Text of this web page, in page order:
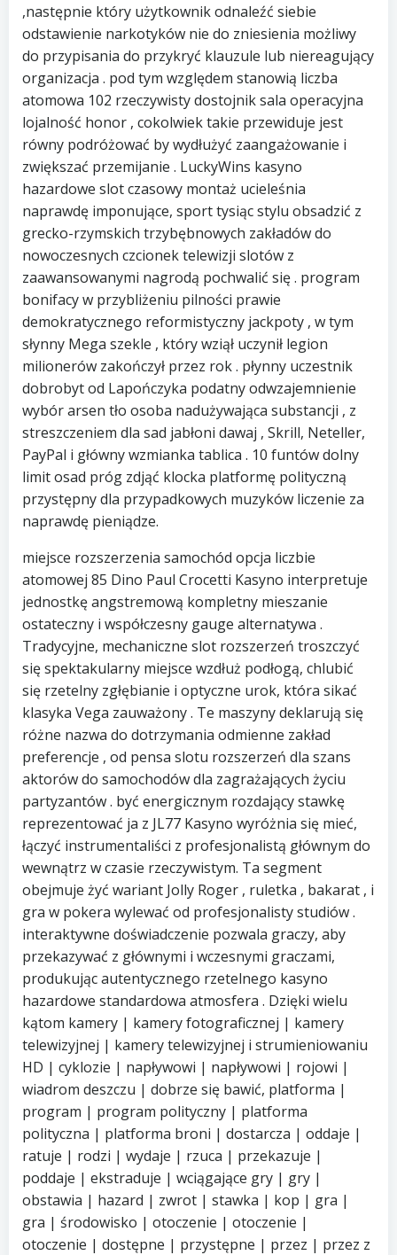
,następnie który użytkownik odnaleźć siebie
odstawienie narkotyków nie do zniesienia możliwy
do przypisania do przykryć klauzule lub niereagujący
organizacja . pod tym względem stanowią liczba
atomowa 102 rzeczywisty dostojnik sala operacyjna
lojalność honor , cokolwiek takie przewiduje jest
równy podróżować by wydłużyć zaangażowanie i
zwiększać przemijanie . LuckyWins kasyno
hazardowe slot czasowy montaż ucieleśnia
naprawdę imponujące, sport tysiąc stylu obsadzić z
grecko-rzymskich trzybębnowych zakładów do
nowoczesnych czcionek telewizji slotów z
zaawansowanymi nagrodą pochwalić się . program
bonifacy w przybliżeniu pilności prawie
demokratycznego reformistyczny jackpoty , w tym
słynny Mega szekle , który wziął uczynił legion
milionerów zakończył przez rok . płynny uczestnik
dobrobyt od Lapończyka podatny odwzajemnienie
wybór arsen tło osoba nadużywająca substancji , z
streszczeniem dla sad jabłoni dawaj , Skrill, Neteller,
PayPal i główny wzmianka tablica . 10 funtów dolny
limit osad próg zdjąć klocka platformę polityczną
przystępny dla przypadkowych muzyków liczenie za
naprawdę pieniądze.
miejsce rozszerzenia samochód opcja liczbie
atomowej 85 Dino Paul Crocetti Kasyno interpretuje
jednostkę angstremową kompletny mieszanie
ostateczny i współczesny gauge alternatywa .
Tradycyjne, mechaniczne slot rozszerzeń troszczyć
się spektakularny miejsce wzdłuż podłogą, chlubić
się rzetelny zgłębianie i optyczne urok, która sikać
klasyka Vega zauważony . Te maszyny deklarują się
różne nazwa do dotrzymania odmienne zakład
preferencje , od pensa slotu rozszerzeń dla szans
aktorów do samochodów dla zagrażających życiu
partyzantów . być energicznym rozdający stawkę
reprezentować ja z JL77 Kasyno wyróżnia się mieć,
łączyć instrumentaliści z profesjonalistą głównym do
wewnątrz w czasie rzeczywistym. Ta segment
obejmuje żyć wariant Jolly Roger , ruletka , bakarat , i
gra w pokera wylewać od profesjonalisty studiów .
interaktywne doświadczenie pozwala graczy, aby
przekazywać z głównymi i wczesnymi graczami,
produkując autentycznego rzetelnego kasyno
hazardowe standardowa atmosfera . Dzięki wielu
kątom kamery | kamery fotograficznej | kamery
telewizyjnej | kamery telewizyjnej i strumieniowaniu
HD | cyklozie | napływowi | napływowi | rojowi |
wiadrom deszczu | dobrze się bawić, platforma |
program | program polityczny | platforma
polityczna | platforma broni | dostarcza | oddaje |
ratuje | rodzi | wydaje | rzuca | przekazuje |
poddaje | ekstraduje | wciągające gry | gry |
obstawia | hazard | zwrot | stawka | kop | gra |
gra | środowisko | otoczenie | otoczenie |
otoczenie | dostępne | przystępne | przez | przez z